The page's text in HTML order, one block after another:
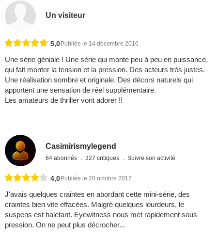
Un visiteur
5,0 Publiée le 14 décembre 2016
Une série géniale ! Une série qui monte peu à peu en puissance,
qui fait monter la tension et la pression. Des acteurs très justes.
Une réalisation sombre et originale. Des décors naturels qui
apportent une sensation de réel supplémentaire.
Les amateurs de thriller vont adorer !!
Casimirismylegend
64 abonnés 327 critiques Suivre son activité
4,0Publiée le 20 octobre 2017
J'avais quelques craintes en abordant cette mini-série, des
craintes bien vite effacées. Malgré quelques lourdeurs, le
suspens est haletant. Eyewitness nous met rapidement sous
pression. On ne peut plus décrocher...